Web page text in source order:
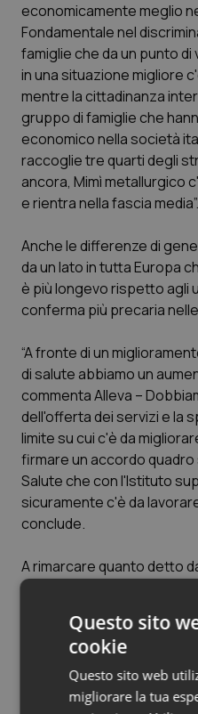
Oncologia &
Psoriasi & pelle
Quotidiano
Quotidiano
Quotidiano
Quotidiano
Rene & patologie
Sangue &
Tiroide
Tumore al seno
Tumore ovarico
Tumori del
Tumori
Ulcera & Reflusso
Vaccini
economicamente meglio
Fondamentale nel
famiglie che da un punto
in una situazione migliore
mentre la cittadinanza
gruppo di famiglie che
economico nella società
raccoglie tre quarti degli
ancora, Mimì metallurgico
e rientra nella fascia media”.
Anche le differenze di
da un lato in tutta Europa
è più longevo rispetto agli
conferma più precaria
“A fronte di un
di salute abbiamo un
commenta Alleva –
dell'offerta dei servizi e la
limite su cui c'è da
firmare un accordo quadro
Salute che con l'Istituto
sicuramente c'è da
conclude.
A rimarcare quanto detto
direttore generale dell'Iss e
Favero, che ha
temi che si sta
istituzionale è quello delle
dell'accesso al bene
Questo sito
cookie
Questo sito web
migliorare la tua